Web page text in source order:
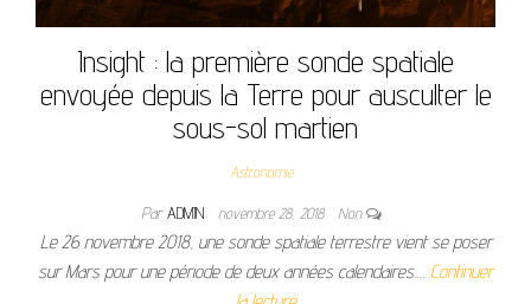
Insight : la première sonde spatiale
envoyée depuis la Terre pour ausculter le
sous-sol martien
Astronomie
ParADMIN novembre 28, 2018 Non
Le 26 novembre 2018, une sonde spatiale terrestre vient se poser
sur Mars pour une période de deux années calendaires.… Continuer